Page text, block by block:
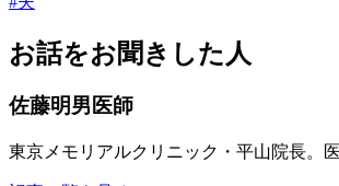
お話をお聞きした人
佐藤明男医師
東京メモリアルクリニック・平山院長。